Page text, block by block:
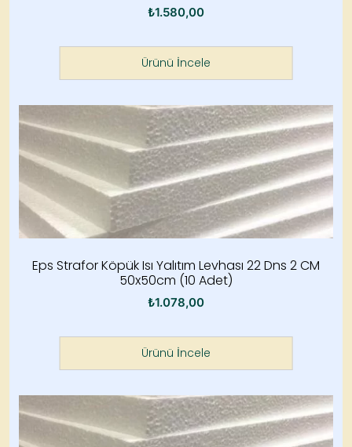
₺1.580,00
Ürünü İncele
Eps Strafor Köpük Isı Yalıtım Levhası 22 Dns 2 CM
50x50cm (10 Adet)
₺1.078,00
Ürünü İncele